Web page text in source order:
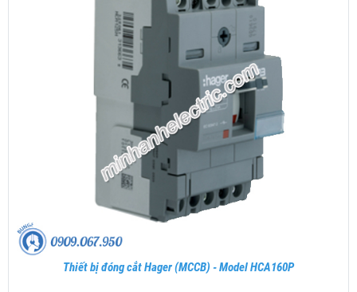
Thiết bị đóng cắt Hager (MCCB) - Model HCA160P